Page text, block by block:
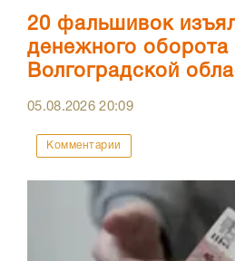
20 фальшивок
денежного оборота
Волгоградской
05.08.202620:09
Комментарии